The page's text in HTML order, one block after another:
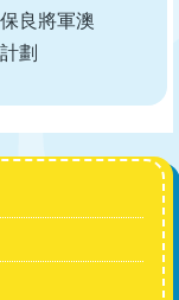
良將軍澳
劃